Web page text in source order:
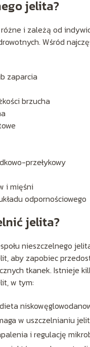
jelita?
różne i zależą od
Wśród
zaparcia
brzucha
przełykowy
i mięśni
odpornościowego
jelita?
nieszczelnego
aby zapobiec
tkanek. Istnieje
w tym:
w uszczelnianiu
i regulację